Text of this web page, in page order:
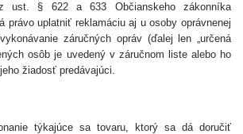
ust. § 622 a 633 Občianskeho zákonníka
právo uplatniť reklamáciu aj u osoby oprávnenej
záručných opráv (ďalej len „určená
osôb je uvedený v záručnom liste alebo ho
žiadosť predávajúci.
týkajúce sa tovaru, ktorý sa dá doručiť